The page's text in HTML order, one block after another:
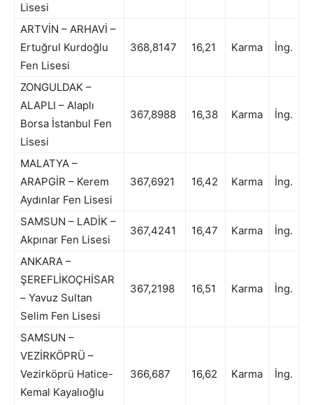
Lisesi
ARTVİN – ARHAVİ –
Ertuğrul Kurdoğlu
Fen Lisesi
368,8147 16,21 Karma İng.
ZONGULDAK –
ALAPLI – Alaplı
Borsa İstanbul Fen
Lisesi
367,8988 16,38 Karma İng.
MALATYA –
ARAPGİR – Kerem
Aydınlar Fen Lisesi
367,6921 16,42 Karma İng.
SAMSUN – LADİK –
Akpınar Fen Lisesi
367,4241 16,47 Karma İng.
ANKARA –
ŞEREFLİKOÇHİSAR
– Yavuz Sultan
Selim Fen Lisesi
367,2198 16,51 Karma İng.
SAMSUN –
VEZİRKÖPRÜ –
Vezirköprü Hatice-
Kemal Kayalıoğlu
366,687 16,62 Karma İng.